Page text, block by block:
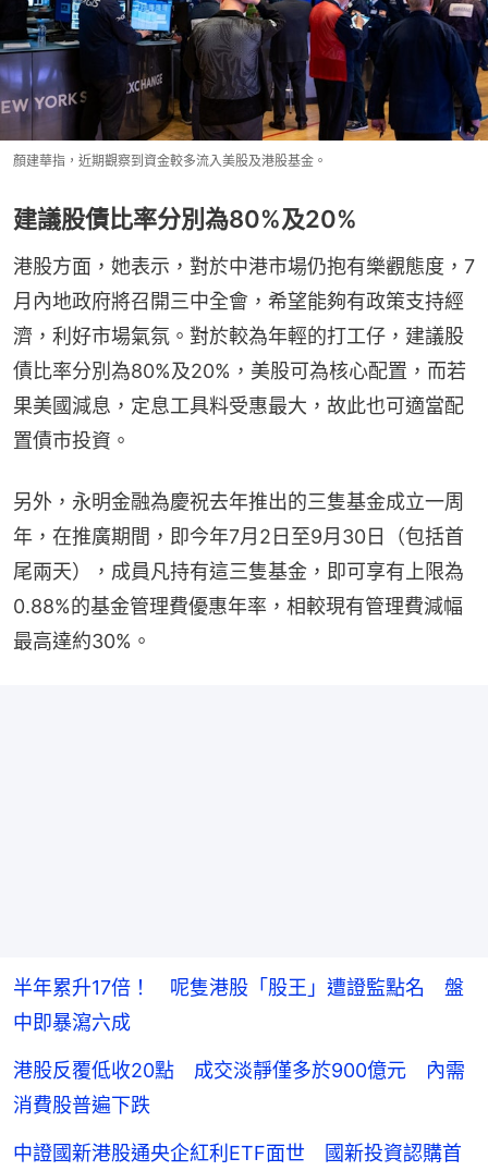
顏建華指，近期觀察到資金較多流入美股及港股基金。
建議股債比率分別為80%及20%
港股方面，她表示，對於中港市場仍抱有樂觀態度，7
月內地政府將召開三中全會，希望能夠有政策支持經
濟，利好市場氣氛。對於較為年輕的打工仔，建議股
債比率分別為80%及20%，美股可為核心配置，而若
果美國減息，定息工具料受惠最大，故此也可適當配
置債市投資。
另外，永明金融為慶祝去年推出的三隻基金成立一周
年，在推廣期間，即今年7月2日至9月30日（包括首
尾兩天），成員凡持有這三隻基金，即可享有上限為
0.88%的基金管理費優惠年率，相較現有管理費減幅
最高達約30%。
半年累升17倍！ 呢隻港股「股王」遭證監點名 盤
中即暴瀉六成
港股反覆低收20點 成交淡靜僅多於900億元 內需
消費股普遍下跌
中證國新港股通央企紅利ETF面世 國新投資認購首